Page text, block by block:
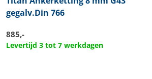
gegalv.Din 766
885,-
Levertijd 3 tot 7 werkdagen